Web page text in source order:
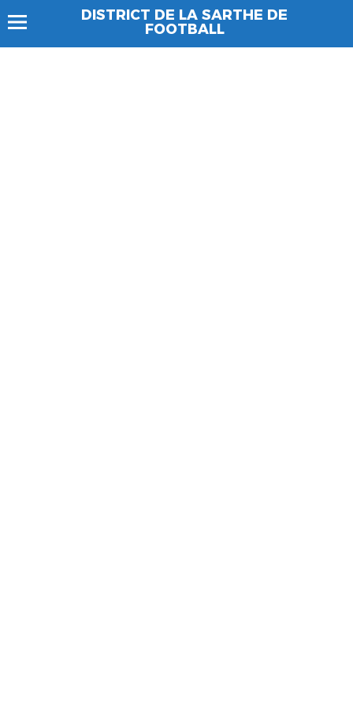
DISTRICT DE LA SARTHE DE
FOOTBALL